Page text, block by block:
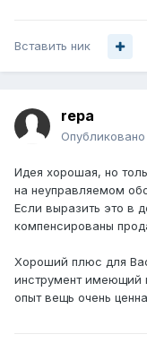
Вставить ник
repa
Опубликовано
Идея хорошая, но
на неуправляемом
Если выразить это в
компенсированы
Хороший плюс для
инструмент имеющий
опыт вещь очень